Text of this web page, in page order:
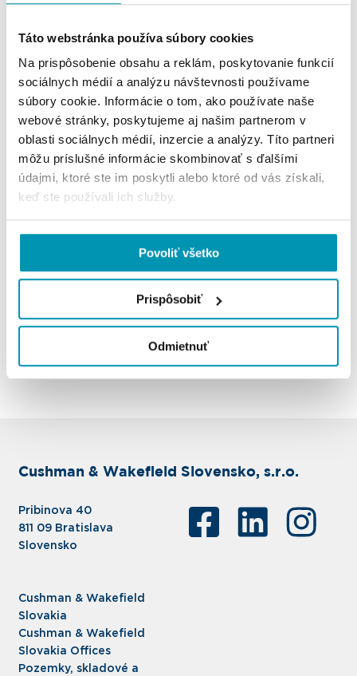
Táto webstránka používa súbory cookies
Na prispôsobenie obsahu a reklám, poskytovanie funkcií
sociálnych médií a analýzu návštevnosti používame
súbory cookie. Informácie o tom, ako používate naše
webové stránky, poskytujeme aj našim partnerom v
oblasti sociálnych médií, inzercie a analýzy. Títo partneri
môžu príslušné informácie skombinovať s ďalšími
údajmi, ktoré ste im poskytli alebo ktoré od vás získali,
keď ste používali ich služby.
Povoliť všetko
Prispôsobiť
Odmietnuť
správy budovy o ktorých majiteľ nemusí mať
dostatočné poznatky.
Cushman & Wakefield Slovensko, s.r.o.
Pribinova 40
811 09 Bratislava
Slovensko
Cushman & Wakefield
Slovakia
Cushman & Wakefield
Slovakia Offices
Pozemky, skladové a